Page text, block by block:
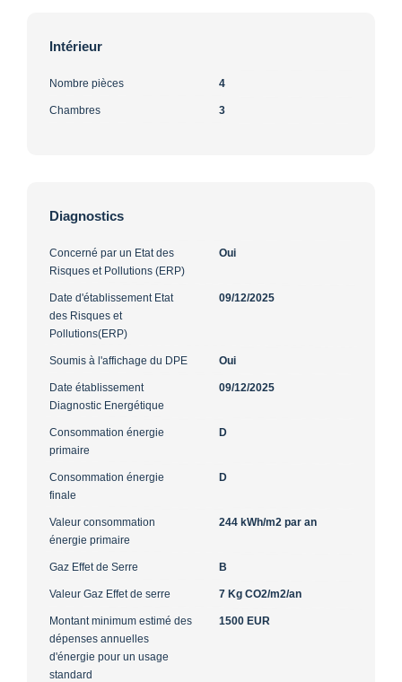
Intérieur
Nombre pièces 4
Chambres 3
Diagnostics
Concerné par un Etat des
Risques et Pollutions (ERP)
Oui
Date d'établissement Etat
des Risques et
Pollutions(ERP)
09/12/2025
Soumis à l'affichage du DPE Oui
Date établissement
Diagnostic Energétique
09/12/2025
Consommation énergie
primaire
D
Consommation énergie
finale
D
Valeur consommation
énergie primaire
244 kWh/m2 par an
Gaz Effet de Serre B
Valeur Gaz Effet de serre 7 Kg CO2/m2/an
Montant minimum estimé des
dépenses annuelles
d'énergie pour un usage
standard
1500 EUR